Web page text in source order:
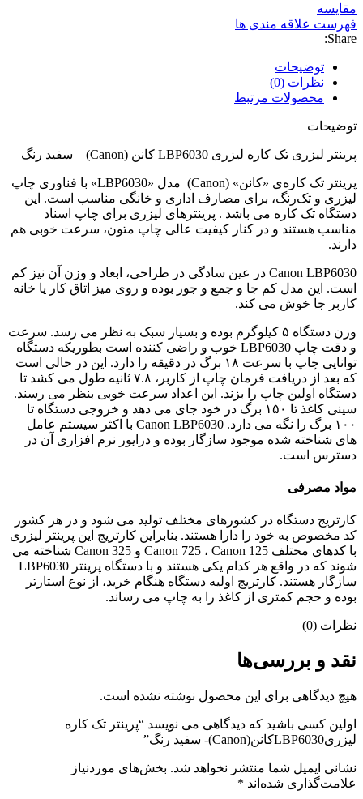
مقایسه
فهرست علاقه مندی ها
Share:
توضیحات
نظرات (0)
محصولات مرتبط
توضیحات
پرینتر لیزری تک کاره لیزری LBP6030 کانن (Canon) – سفید رنگ
پرینتر تک کاره‌ی «کانن» (Canon) مدل «LBP6030» با فناوری چاپ
لیزری و تک‌رنگ، برای مصارف اداری و خانگی مناسب است. این
دستگاه تک کاره می باشد . پرینترهای لیزری برای چاپ اسناد
مناسب هستند و در کنار کیفیت عالی چاپ متون، سرعت خوبی هم
دارند.
Canon LBP6030 در عین سادگی در طراحی، ابعاد و وزن آن نیز کم
است. این مدل کم جا و جمع و جور بوده و روی میز اتاق کار یا خانه
کاربر جا خوش می کند.
وزن دستگاه ۵ کیلوگرم بوده و بسیار سبک به نظر می رسد. سرعت
و دقت چاپ LBP6030 خوب و راضی کننده است بطوریکه دستگاه
توانایی چاپ با سرعت ۱۸ برگ در دقیقه را دارد. این در حالی است
که بعد از دریافت فرمان چاپ از کاربر، ۷.۸ ثانیه طول می کشد تا
دستگاه اولین چاپ را بزند. این اعداد سرعت خوبی بنظر می رسند.
سینی کاغذ تا ۱۵۰ برگ در خود جای می دهد و خروجی دستگاه تا
۱۰۰ برگ را نگه می دارد. Canon LBP6030 با اکثر سیستم عامل
های شناخته شده موجود سازگار بوده و درایور نرم افزاری آن در
دسترس است.
مواد مصرفی
کارتریج دستگاه در کشورهای مختلف تولید می شود و در هر کشور
کد مخصوص به خود را دارا هستند. بنابراین کارتریج این پرینتر لیزری
با کدهای محتلف Canon 725 ، Canon 125 و Canon 325 شناخته می
شوند که در واقع هر کدام یکی هستند و با دستگاه پرینتر LBP6030
سازگار هستند. کارتریج اولیه دستگاه هنگام خرید، از نوع استارتر
بوده و حجم کمتری از کاغذ را به چاپ می رساند.
نظرات (0)
نقد و بررسی‌ها
هیچ دیدگاهی برای این محصول نوشته نشده است.
اولین کسی باشید که دیدگاهی می نویسد “پرینتر تک کاره
لیزریLBP6030کانن(Canon)- سفید رنگ”
نشانی ایمیل شما منتشر نخواهد شد. بخش‌های موردنیاز
علامت‌گذاری شده‌اند *